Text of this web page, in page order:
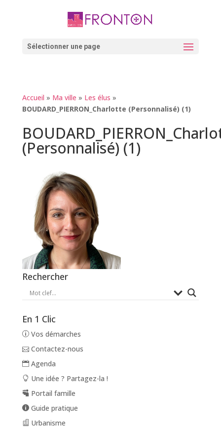
Sélectionner une page
Accueil » Ma ville » Les élus »
BOUDARD_PIERRON_Charlotte (Personnalisé) (1)
(Personnalisé) (1)
Rechercher
En 1 Clic
Vos démarches
Contactez-nous
Agenda
Une idée ? Partagez-la !
Portail famille
Guide pratique
Urbanisme